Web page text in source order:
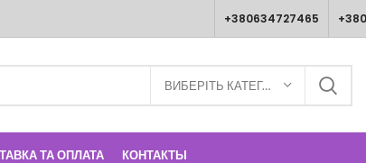
+380634727465
ВИБЕРІТЬ КАТЕГОРІЮ
ТА ОПЛАТА КОНТАКТЫ